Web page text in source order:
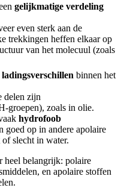
gelijkmatige verdeling
even sterk aan de
trekkingen heffen elkaar op
van het molecuul (zoals
binnen het
delen zijn
groepen), zoals in olie.
hydrofoob
goed op in andere apolaire
slecht in water.
heel belangrijk: polaire
en apolaire stoffen